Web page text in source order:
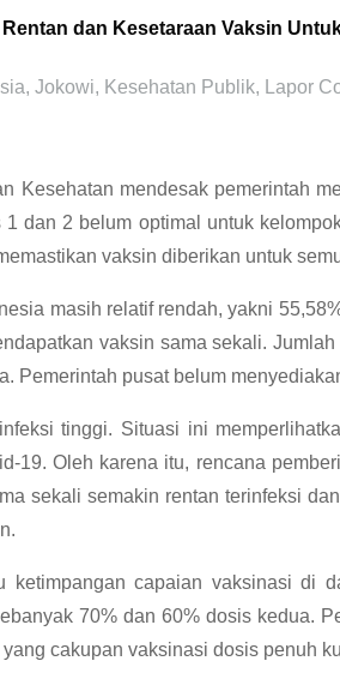
dan Kesetaraan Vaksin
, Jokowi, Kesehatan Publik, Lapor
Kesehatan mendesak pemerintah
dan 2 belum optimal untuk
vaksin diberikan untuk
masih relatif rendah, yakni
vaksin sama sekali.
Pemerintah pusat belum
tinggi. Situasi ini
19. Oleh karena itu, rencana
sekali semakin rentan terinfeksi
ketimpangan capaian vaksinasi di
70% dan 60% dosis kedua.
cakupan vaksinasi dosis penuh